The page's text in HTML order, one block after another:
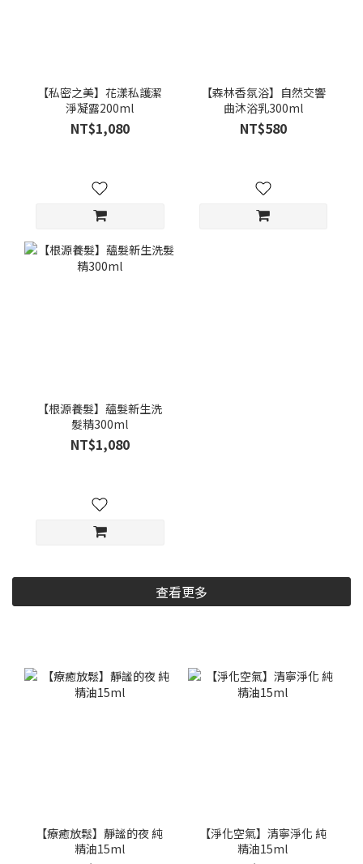
【私密之美】花漾私護潔
淨凝露200ml
NT$1,080
【森林香氛浴】自然交響
曲沐浴乳300ml
NT$580
【根源養髮】蘊髮新生洗
髮精300ml
NT$1,080
查看更多
【療癒放鬆】靜謐的夜 純
精油15ml
【淨化空氣】清寧淨化 純
精油15ml